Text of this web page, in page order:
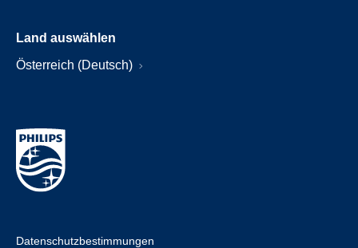
Land auswählen
Österreich (Deutsch)
Datenschutzbestimmungen